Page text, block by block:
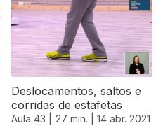
Deslocamentos, saltos e
corridas de estafetas
Aula 43 | 27 min. | 14 abr. 2021